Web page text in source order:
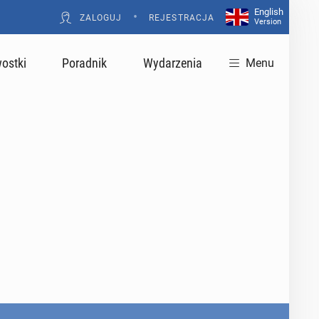
ZALOGUJ • REJESTRACJA
English
Version
Poradnik Wydarzenia Menu